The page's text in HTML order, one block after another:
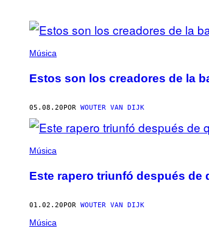
POSTS
BY
THIS
Música
Estos son los creadores de la
05.08.20 POR WOUTER VAN DIJK
Música
Este rapero triunfó después de
01.02.20 POR WOUTER VAN DIJK
Música